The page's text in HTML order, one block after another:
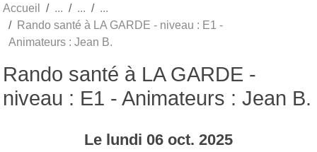
Accueil
Rando santé à LA GARDE - niveau : E1 -
Animateurs : Jean B.
Rando santé à LA GARDE -
niveau : E1 - Animateurs : Jean B.
Le lundi 06 oct. 2025